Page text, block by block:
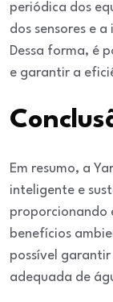
periódica dos
dos sensores e
Dessa forma, é
e garantir a
Em resumo, a
inteligente e
proporcionando
benefícios
possível
adequada de